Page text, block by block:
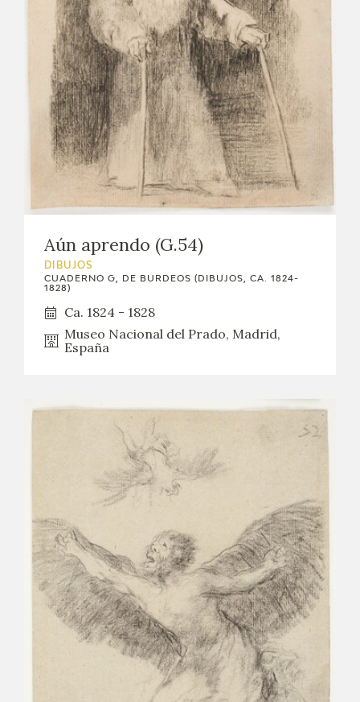
Aún aprendo (G.54)
DIBUJOS
CUADERNO G, DE BURDEOS (DIBUJOS, CA. 1824-
1828)
Ca. 1824 - 1828
Museo Nacional del Prado, Madrid,
España